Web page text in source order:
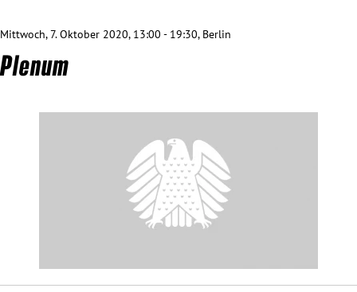
Themen
Bundestag 2017-2021
Obfrau im Ausschuss für Menschenrechte und
Mittwoch, 7. Oktober 2020, 13:00 - 19:30, Berlin
Plenum